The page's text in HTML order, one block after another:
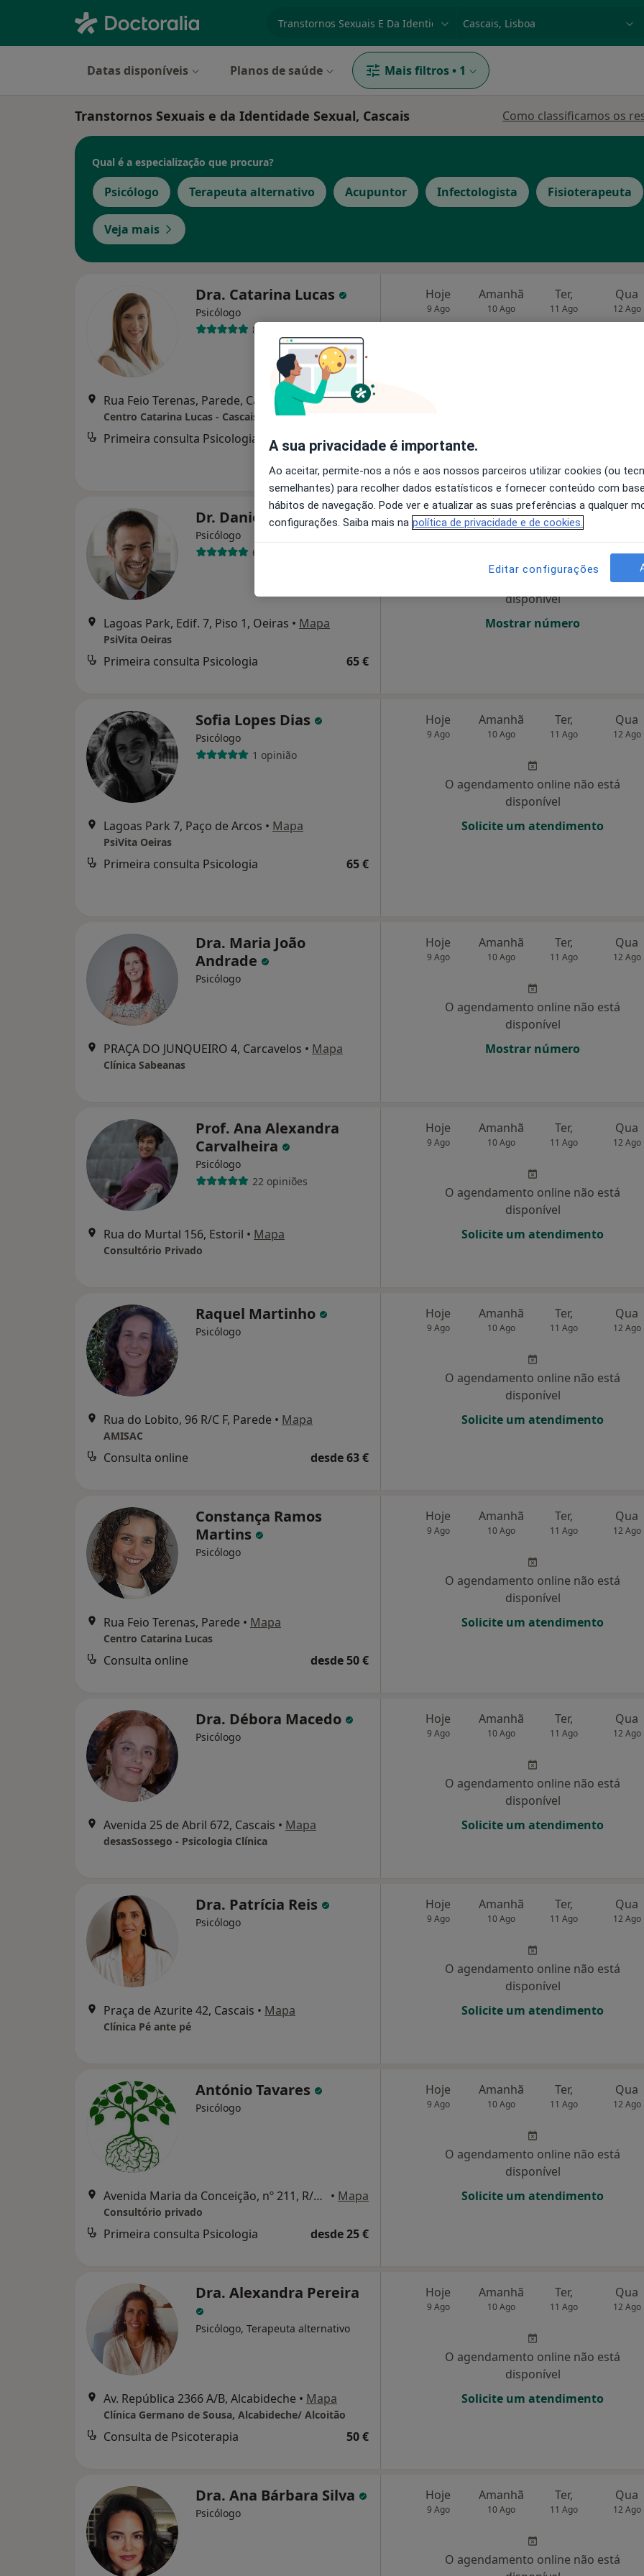
Datas disponíveis Planos de saúde Mais filtros • 1
Transtornos Sexuais e da Identidade Sexual, Cascais Como classificamos os
Qual é a especialização que procura?
Psicólogo Terapeuta alternativo Acupuntor Infectologista Fisioterapeuta
Veja mais
Dra. Catarina Lucas
Psicólogo
86 opiniões
Rua Feio Terenas, Parede, Cascais •Mapa
Centro Catarina Lucas - Cascais
Primeira consulta Psicologia desde 60 €
Hoje
9 Ago
Amanhã
10 Ago
Ter,
11 Ago
Qua
12 Ago
Dr. Daniel Mira
Psicólogo
64 opiniões
Lagoas Park, Edif. 7, Piso 1, Oeiras • Mapa
PsiVita Oeiras
Primeira consulta Psicologia 65 €
Hoje
9 Ago
Amanhã
10 Ago
Ter,
11 Ago
O agendamento online não está
disponível
Mostrar número
Sofia Lopes Dias
Psicólogo
1 opinião
Lagoas Park 7, Paço de Arcos • Mapa
PsiVita Oeiras
Primeira consulta Psicologia 65 €
Hoje
9 Ago
Amanhã
10 Ago
Ter,
11 Ago
Qua
12 Ago
O agendamento online não está
disponível
Solicite um atendimento
Dra. Maria João
Andrade
Psicólogo
PRAÇA DO JUNQUEIRO 4, Carcavelos • Mapa
Clínica Sabeanas
Hoje
9 Ago
Amanhã
10 Ago
Ter,
11 Ago
Qua
12 Ago
O agendamento online não está
disponível
Mostrar número
Prof. Ana Alexandra
Carvalheira
Psicólogo
22 opiniões
Rua do Murtal 156, Estoril • Mapa
Consultório Privado
Hoje
9 Ago
Amanhã
10 Ago
Ter,
11 Ago
Qua
12 Ago
O agendamento online não está
disponível
Solicite um atendimento
Raquel Martinho
Psicólogo
Rua do Lobito, 96 R/C F, Parede • Mapa
AMISAC
Consulta online desde 63 €
Hoje
9 Ago
Amanhã
10 Ago
Ter,
11 Ago
Qua
12 Ago
O agendamento online não está
disponível
Solicite um atendimento
Constança Ramos
Martins
Psicólogo
Rua Feio Terenas, Parede • Mapa
Centro Catarina Lucas
Consulta online desde 50 €
Hoje
9 Ago
Amanhã
10 Ago
Ter,
11 Ago
Qua
12 Ago
O agendamento online não está
disponível
Solicite um atendimento
Dra. Débora Macedo
Psicólogo
Avenida 25 de Abril 672, Cascais • Mapa
desasSossego - Psicologia Clínica
Hoje
9 Ago
Amanhã
10 Ago
Ter,
11 Ago
Qua
12 Ago
O agendamento online não está
disponível
Solicite um atendimento
Dra. Patrícia Reis
Psicólogo
Praça de Azurite 42, Cascais • Mapa
Clínica Pé ante pé
Hoje
9 Ago
Amanhã
10 Ago
Ter,
11 Ago
Qua
12 Ago
O agendamento online não está
disponível
Solicite um atendimento
António Tavares
Psicólogo
Avenida Maria da Conceição, nº 211, R/C Esq. - Carcavelos, Lisboa • Mapa
Consultório privado
Primeira consulta Psicologia desde 25 €
Hoje
9 Ago
Amanhã
10 Ago
Ter,
11 Ago
Qua
12 Ago
O agendamento online não está
disponível
Solicite um atendimento
Dra. Alexandra Pereira
Psicólogo, Terapeuta alternativo
Av. República 2366 A/B, Alcabideche • Mapa
Clínica Germano de Sousa, Alcabideche/ Alcoitão
Consulta de Psicoterapia 50 €
Hoje
9 Ago
Amanhã
10 Ago
Ter,
11 Ago
Qua
12 Ago
O agendamento online não está
disponível
Solicite um atendimento
Dra. Ana Bárbara Silva
Psicólogo
Hoje
9 Ago
Amanhã
10 Ago
Ter,
11 Ago
Qua
12 Ago
O agendamento online não está
A sua privacidade é importante.
Ao aceitar, permite-nos a nós e aos nossos parceiros utilizar cookies (ou
semelhantes) para recolher dados estatísticos e fornecer conteúdo com
hábitos de navegação. Pode ver e atualizar as suas preferências a qualquer
configurações. Saiba mais na política de privacidade e de cookies.
Editar configurações